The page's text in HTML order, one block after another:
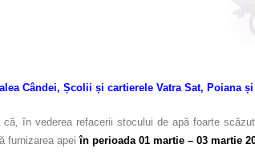
Cândei, Școlii și cartierele Vatra Sat, Poiana
că, în vederea refacerii stocului de apă foarte
furnizarea apeiîn perioada 01 martie – 03 martie